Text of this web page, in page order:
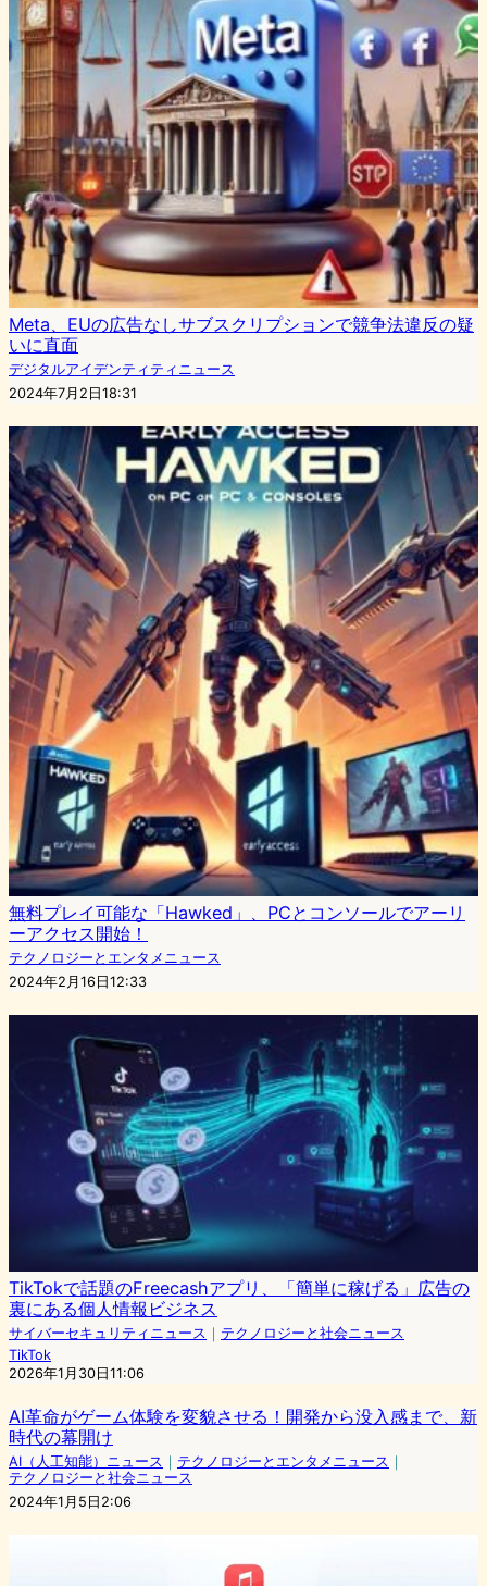
Meta、EUの広告なしサブスクリプションで競争法違反の疑
いに直面
デジタルアイデンティティニュース
2024年7月2日18:31
無料プレイ可能な「Hawked」、PCとコンソールでアーリ
ーアクセス開始！
テクノロジーとエンタメニュース
2024年2月16日12:33
TikTokで話題のFreecashアプリ、「簡単に稼げる」広告の
裏にある個人情報ビジネス
サイバーセキュリティニュース ｜ テクノロジーと社会ニュース
TikTok
2026年1月30日11:06
AI革命がゲーム体験を変貌させる！開発から没入感まで、新
時代の幕開け
AI（人工知能）ニュース ｜ テクノロジーとエンタメニュース ｜
テクノロジーと社会ニュース
2024年1月5日2:06